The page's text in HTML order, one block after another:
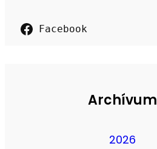
Facebook
Archívum
2026